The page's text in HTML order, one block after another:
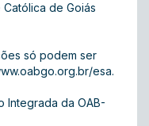
de Goiás
só podem ser
esa.
Integrada da OAB-